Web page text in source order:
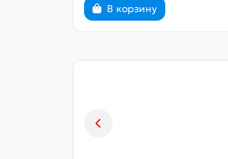
В корзину